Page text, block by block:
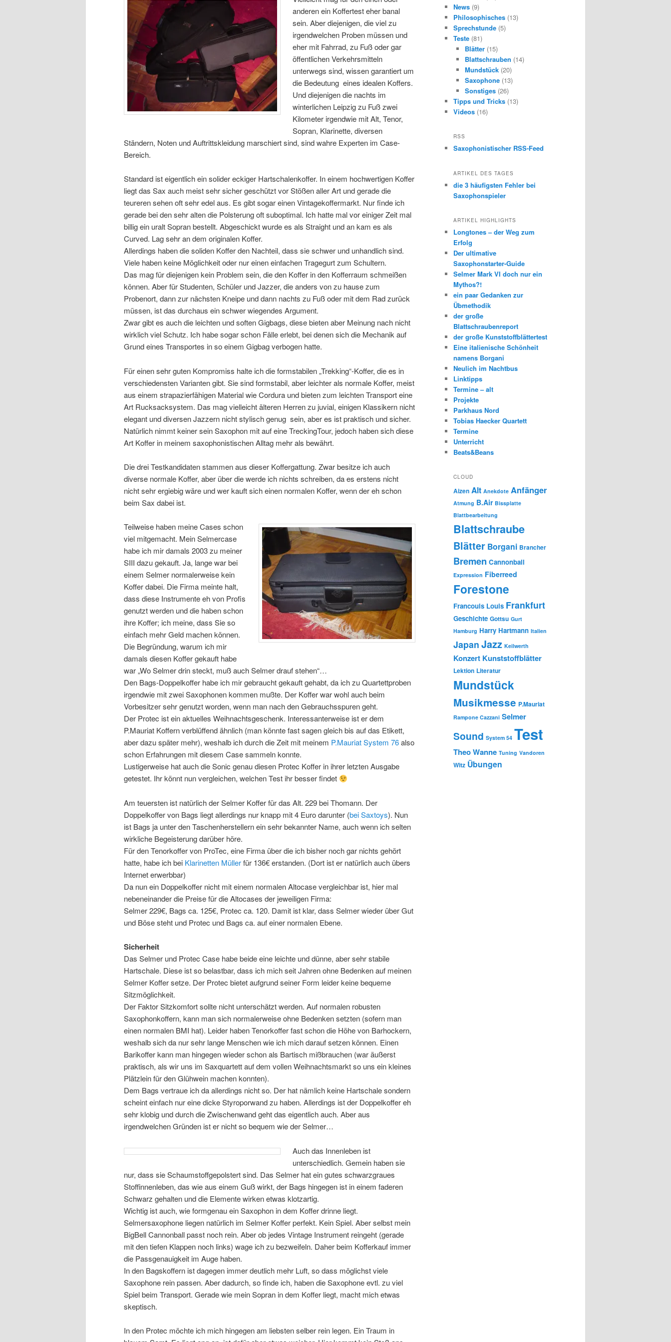
anderen ein Koffertest eher banal
sein. Aber diejenigen, die viel zu
irgendwelchen Proben müssen und
eher mit Fahrrad, zu Fuß oder gar
öffentlichen Verkehrsmitteln
unterwegs sind, wissen garantiert um
die Bedeutung eines idealen Koffers.
Und diejenigen die nachts im
winterlichen Leipzig zu Fuß zwei
Kilometer irgendwie mit Alt, Tenor,
Sopran, Klarinette, diversen
Ständern, Noten und Auftrittskleidung marschiert sind, sind wahre Experten im Case-
Bereich.
Standard ist eigentlich ein solider eckiger Hartschalenkoffer. In einem hochwertigen Koffer
liegt das Sax auch meist sehr sicher geschützt vor Stößen aller Art und gerade die
teureren sehen oft sehr edel aus. Es gibt sogar einen Vintagekoffermarkt. Nur finde ich
gerade bei den sehr alten die Polsterung oft suboptimal. Ich hatte mal vor einiger Zeit mal
billig ein uralt Sopran bestellt. Abgeschickt wurde es als Straight und an kam es als
Curved. Lag sehr an dem originalen Koffer.
Allerdings haben die soliden Koffer den Nachteil, dass sie schwer und unhandlich sind.
Viele haben keine Möglichkeit oder nur einen einfachen Tragegurt zum Schultern.
Das mag für diejenigen kein Problem sein, die den Koffer in den Kofferraum schmeißen
können. Aber für Studenten, Schüler und Jazzer, die anders von zu hause zum
Probenort, dann zur nächsten Kneipe und dann nachts zu Fuß oder mit dem Rad zurück
müssen, ist das durchaus ein schwer wiegendes Argument.
Zwar gibt es auch die leichten und soften Gigbags, diese bieten aber Meinung nach nicht
wirklich viel Schutz. Ich habe sogar schon Fälle erlebt, bei denen sich die Mechanik auf
Grund eines Transportes in so einem Gigbag verbogen hatte.
Für einen sehr guten Kompromiss halte ich die formstabilen „Trekking“-Koffer, die es in
verschiedensten Varianten gibt. Sie sind formstabil, aber leichter als normale Koffer, meist
aus einem strapazierfähigen Material wie Cordura und bieten zum leichten Transport eine
Art Rucksacksystem. Das mag vielleicht älteren Herren zu juvial, einigen Klassikern nicht
elegant und diversen Jazzern nicht stylisch genug sein, aber es ist praktisch und sicher.
Natürlich nimmt keiner sein Saxophon mit auf eine TreckingTour, jedoch haben sich diese
Art Koffer in meinem saxophonistischen Alltag mehr als bewährt.
Die drei Testkandidaten stammen aus dieser Koffergattung. Zwar besitze ich auch
diverse normale Koffer, aber über die werde ich nichts schreiben, da es erstens nicht
nicht sehr ergiebig wäre und wer kauft sich einen normalen Koffer, wenn der eh schon
beim Sax dabei ist.
Teilweise haben meine Cases schon
viel mitgemacht. Mein Selmercase
habe ich mir damals 2003 zu meiner
SIII dazu gekauft. Ja, lange war bei
einem Selmer normalerweise kein
Koffer dabei. Die Firma meinte halt,
dass diese Instrumente eh von Profis
genutzt werden und die haben schon
ihre Koffer; ich meine, dass Sie so
einfach mehr Geld machen können.
Die Begründung, warum ich mir
damals diesen Koffer gekauft habe
war „Wo Selmer drin steckt, muß auch Selmer drauf stehen“…
Den Bags-Doppelkoffer habe ich mir gebraucht gekauft gehabt, da ich zu Quartettproben
irgendwie mit zwei Saxophonen kommen mußte. Der Koffer war wohl auch beim
Vorbesitzer sehr genutzt worden, wenn man nach den Gebrauchsspuren geht.
Der Protec ist ein aktuelles Weihnachtsgeschenk. Interessanterweise ist er dem
P.Mauriat Koffern verblüffend ähnlich (man könnte fast sagen gleich bis auf das Etikett,
aber dazu später mehr), weshalb ich durch die Zeit mit meinem P.Mauriat System 76also
schon Erfahrungen mit diesem Case sammeln konnte.
Lustigerweise hat auch die Sonic genau diesen Protec Koffer in ihrer letzten Ausgabe
getestet. Ihr könnt nun vergleichen, welchen Test ihr besser findet
Am teuersten ist natürlich der Selmer Koffer für das Alt. 229 bei Thomann. Der
Doppelkoffer von Bags liegt allerdings nur knapp mit 4 Euro darunter (bei Saxtoys). Nun
ist Bags ja unter den Taschenherstellern ein sehr bekannter Name, auch wenn ich selten
wirkliche Begeisterung darüber höre.
Für den Tenorkoffer von ProTec, eine Firma über die ich bisher noch gar nichts gehört
hatte, habe ich bei Klarinetten Müllerfür 136€ erstanden. (Dort ist er natürlich auch übers
Internet erwerbbar)
Da nun ein Doppelkoffer nicht mit einem normalen Altocase vergleichbar ist, hier mal
nebeneinander die Preise für die Altocases der jeweiligen Firma:
Selmer 229€, Bags ca. 125€, Protec ca. 120. Damit ist klar, dass Selmer wieder über Gut
und Böse steht und Protec und Bags ca. auf einer normalen Ebene.
Sicherheit
Das Selmer und Protec Case habe beide eine leichte und dünne, aber sehr stabile
Hartschale. Diese ist so belastbar, dass ich mich seit Jahren ohne Bedenken auf meinen
Selmer Koffer setze. Der Protec bietet aufgrund seiner Form leider keine bequeme
Sitzmöglichkeit.
Der Faktor Sitzkomfort sollte nicht unterschätzt werden. Auf normalen robusten
Saxophonkoffern, kann man sich normalerweise ohne Bedenken setzten (sofern man
einen normalen BMI hat). Leider haben Tenorkoffer fast schon die Höhe von Barhockern,
weshalb sich da nur sehr lange Menschen wie ich mich darauf setzen können. Einen
Barikoffer kann man hingegen wieder schon als Bartisch mißbrauchen (war äußerst
praktisch, als wir uns im Saxquartett auf dem vollen Weihnachtsmarkt so uns ein kleines
Plätzlein für den Glühwein machen konnten).
Dem Bags vertraue ich da allerdings nicht so. Der hat nämlich keine Hartschale sondern
scheint einfach nur eine dicke Styroporwand zu haben. Allerdings ist der Doppelkoffer eh
sehr klobig und durch die Zwischenwand geht das eigentlich auch. Aber aus
irgendwelchen Gründen ist er nicht so bequem wie der Selmer…
Auch das Innenleben ist
unterschiedlich. Gemein haben sie
nur, dass sie Schaumstoffgepolstert sind. Das Selmer hat ein gutes schwarzgraues
Stoffinnenleben, das wie aus einem Guß wirkt, der Bags hingegen ist in einem faderen
Schwarz gehalten und die Elemente wirken etwas klotzartig.
Wichtig ist auch, wie formgenau ein Saxophon in dem Koffer drinne liegt.
Selmersaxophone liegen natürlich im Selmer Koffer perfekt. Kein Spiel. Aber selbst mein
BigBell Cannonball passt noch rein. Aber ob jedes Vintage Instrument reingeht (gerade
mit den tiefen Klappen noch links) wage ich zu bezweifeln. Daher beim Kofferkauf immer
die Passgenauigkeit im Auge haben.
In den Bagskoffern ist dagegen immer deutlich mehr Luft, so dass möglichst viele
Saxophone rein passen. Aber dadurch, so finde ich, haben die Saxophone evtl. zu viel
Spiel beim Transport. Gerade wie mein Sopran in dem Koffer liegt, macht mich etwas
skeptisch.
In den Protec möchte ich mich hingegen am liebsten selber rein legen. Ein Traum in
News (9)
Philosophisches (13)
Sprechstunde (5)
Teste (81)
Blätter(15)
Blattschrauben (14)
Mundstück(20)
Saxophone(13)
Sonstiges(26)
Tipps und Tricks (13)
Videos (16)
RSS
Saxophonistischer RSS-Feed
ARTIKEL DES TAGES
die 3 häufigsten Fehler bei
Saxophonspieler
ARTIKEL HIGHLIGHTS
Longtones – der Weg zum
Erfolg
Der ultimative
Saxophonstarter-Guide
Selmer Mark VI doch nur ein
Mythos?!
ein paar Gedanken zur
Übmethodik
der große
Blattschraubenreport
der große Kunststoffblättertest
Eine italienische Schönheit
namens Borgani
Neulich im Nachtbus
Linktipps
Termine – alt
Projekte
Parkhaus Nord
Tobias Haecker Quartett
Termine
Unterricht
Beats&Beans
CLOUD
Aizen Alt Anekdote Anfänger
Atmung B.Air Bissplatte
Blattbearbeitung
Blattschraube
Blätter Borgani Brancher
Bremen Cannonball
Expression Fiberreed
Forestone
Francouis Louis Frankfurt
Geschichte Gottsu Gurt
Hamburg Harry Hartmann Italien
Japan Jazz Keilwerth
Konzert Kunststoffblätter
Lektion Literatur
Mundstück
Musikmesse P.Mauriat
Rampone Cazzani Selmer
Sound System 54 Test
Theo Wanne Tuning Vandoren
Witz Übungen